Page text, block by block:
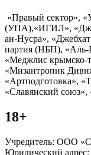
«Правый сектор»,
(УПА),«ИГИЛ»,
ан-Нусра»,
партия (НБП),
«Меджлис крымско-
«Мизантропик
«Артподготовка»,
«Славянский
18+
Учредитель: ООО
Юридический адрес: